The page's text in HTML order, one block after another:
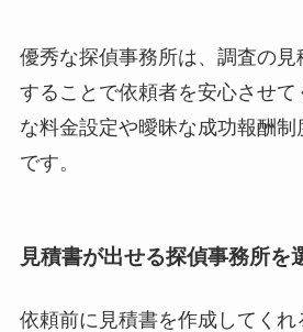
優秀な探偵事務所は、調査の
することで依頼者を安心させて
な料金設定や曖昧な成功報酬
です。
見積書が出せる探偵事務所を
依頼前に見積書を作成してくれ